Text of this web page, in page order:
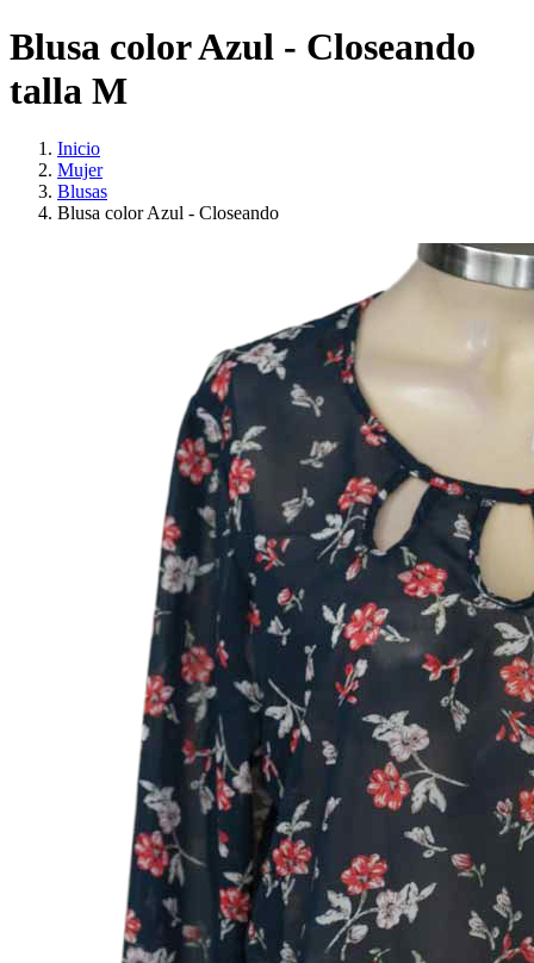
Blusa color Azul - Closeando
talla M
Inicio
Mujer
Blusas
Blusa color Azul - Closeando